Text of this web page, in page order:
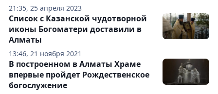
21:35, 25 апреля 2023
13:46, 21 ноября 2021
Список с Казанской чудотворной
иконы Богоматери доставили в
Алматы
В построенном в Алматы Храме
впервые пройдет Рождественское
богослужение